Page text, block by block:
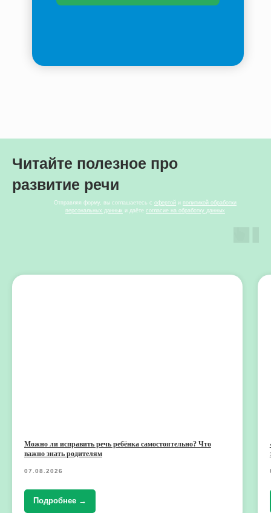
Отправляя форму, вы соглашаетесь с офертой и политикой обработки
персональных данных и даёте согласие на обработку данных
Читайте полезное про
развитие речи
Можно ли исправить речь ребёнка самостоятельно? Что
важно знать родителям
07.08.2026
Подробнее →